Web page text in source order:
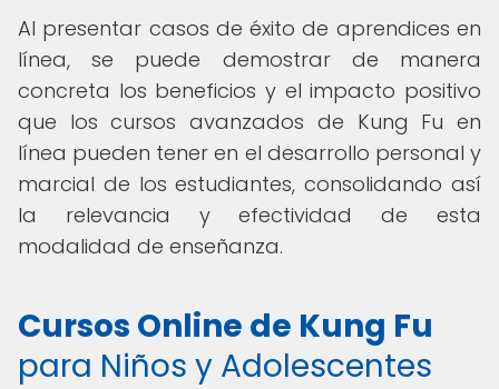
Al presentar casos de éxito de aprendices en
línea, se puede demostrar de manera
concreta los beneficios y el impacto positivo
que los cursos avanzados de Kung Fu en
línea pueden tener en el desarrollo personal y
marcial de los estudiantes, consolidando así
la relevancia y efectividad de esta
modalidad de enseñanza.
Cursos Online de Kung Fu
para Niños y Adolescentes